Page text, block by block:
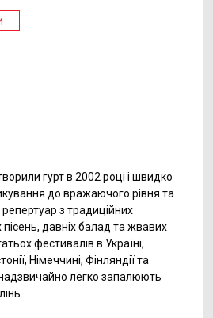
гурт в 2002 році і швидко
до вражаючого рівня та
з традиційних
давніх балад та жвавих
фестивалів в Україні,
Німеччині, Фінляндії та
легко запалюють